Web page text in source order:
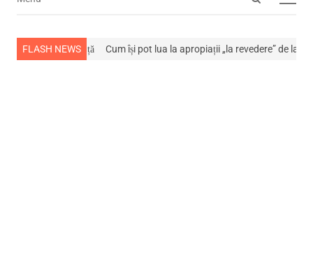
FLASH NEWS
stins din viață Cum își pot lua la apropiații „la revedere” de la…